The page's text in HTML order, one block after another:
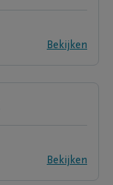
Bekijken
Bekijken